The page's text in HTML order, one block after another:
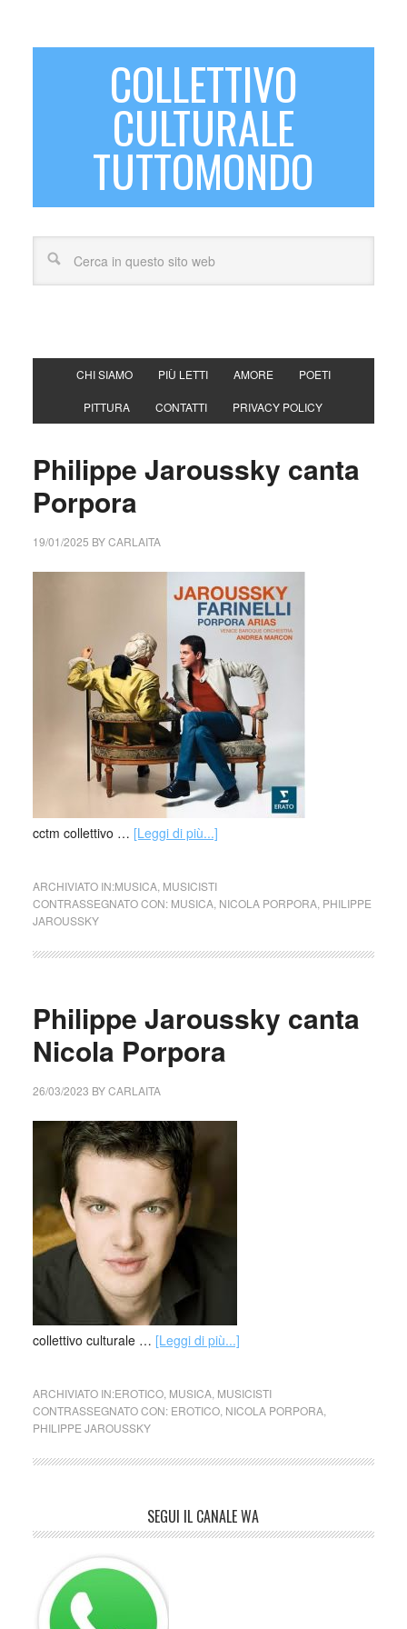
COLLETTIVO
CULTURALE
TUTTOMONDO
CHI SIAMO PIÙ LETTI AMORE POETI
PITTURA CONTATTI PRIVACY POLICY
Philippe Jaroussky canta
Porpora
19/01/2025 BYCARLAITA
cctm collettivo … [Leggi di più...]
ARCHIVIATO IN:MUSICA, MUSICISTI
CONTRASSEGNATO CON: MUSICA, NICOLA PORPORA, PHILIPPE
JAROUSSKY
Philippe Jaroussky canta
Nicola Porpora
26/03/2023 BYCARLAITA
collettivo culturale … [Leggi di più...]
ARCHIVIATO IN:EROTICO, MUSICA, MUSICISTI
CONTRASSEGNATO CON: EROTICO, NICOLA PORPORA,
PHILIPPE JAROUSSKY
SEGUI IL CANALE WA